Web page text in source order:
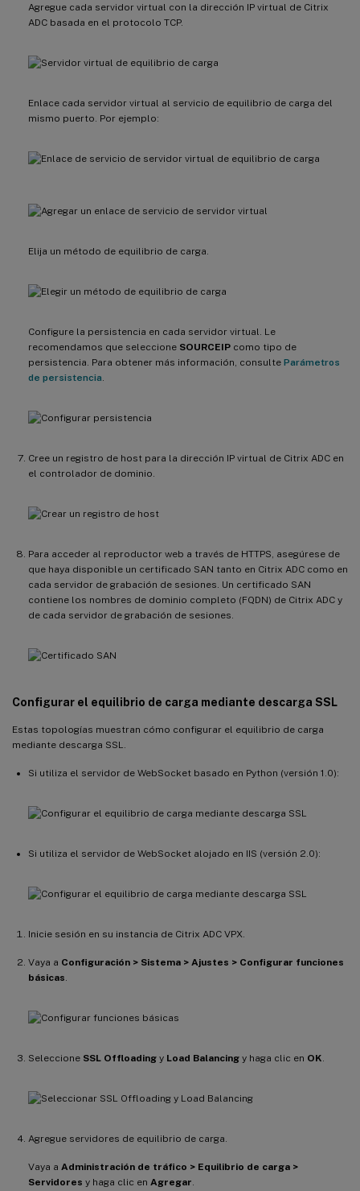
Agregue cada servidor virtual con la dirección IP virtual de Citrix
ADC basada en el protocolo TCP.
Enlace cada servidor virtual al servicio de equilibrio de carga del
mismo puerto. Por ejemplo:
Elija un método de equilibrio de carga.
Configure la persistencia en cada servidor virtual. Le
recomendamos que seleccione SOURCEIP como tipo de
persistencia. Para obtener más información, consulte Parámetros
de persistencia
Cree un registro de host para la dirección IP virtual de Citrix ADC en
el controlador de dominio.
Para acceder al reproductor web a través de HTTPS, asegúrese de
que haya disponible un certificado SAN tanto en Citrix ADC como en
cada servidor de grabación de sesiones. Un certificado SAN
contiene los nombres de dominio completo (FQDN) de Citrix ADC y
de cada servidor de grabación de sesiones.
Configurar el equilibrio de carga mediante descarga SSL
Estas topologías muestran cómo configurar el equilibrio de carga
mediante descarga SSL.
Si utiliza el servidor de WebSocket basado en Python (versión 1.0):
Si utiliza el servidor de WebSocket alojado en IIS (versión 2.0):
Inicie sesión en su instancia de Citrix ADC VPX.
Vaya a Configuración > Sistema > Ajustes > Configurar funciones
básicas
Seleccione SSL Offloading y Load Balancing y haga clic en OK
Agregue servidores de equilibrio de carga.
Vaya a Administración de tráfico > Equilibrio de carga >
Servidores y haga clic en Agregar